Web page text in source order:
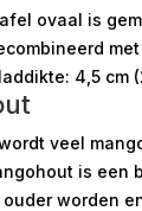
ovaal is
4,5 cm
veel
is een
ouder worden